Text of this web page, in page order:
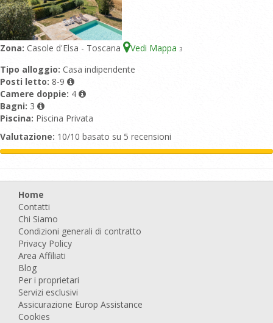
Zona: Casole d'Elsa - Toscana Vedi Mappa 3
Tipo alloggio: Casa indipendente
Posti letto: 8-9
Camere doppie: 4
Bagni: 3
Piscina: Piscina Privata
Valutazione: 10/10 basato su 5 recensioni
Home
Contatti
Chi Siamo
Condizioni generali di contratto
Privacy Policy
Area Affiliati
Blog
Per i proprietari
Servizi esclusivi
Assicurazione Europ Assistance
Cookies